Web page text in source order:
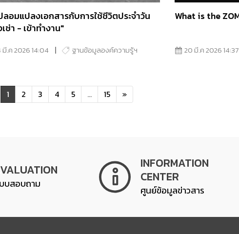
ลอมแปลงเอกสารกับการใช้ชีวิตประจำวัน
ช่า - เข้าทำงาน"
มี.ค 2026 14:04 ฐานข้อมูลองค์ความรู้ฯ
What is the
20 มี.ค 2026 14:37
1 2 3 4 5 ... 15 »
บสอบถาม
INFORMATION
CENTER
ศูนย์ข้อมูลข่าวสาร